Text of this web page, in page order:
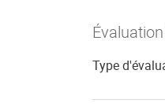
Type